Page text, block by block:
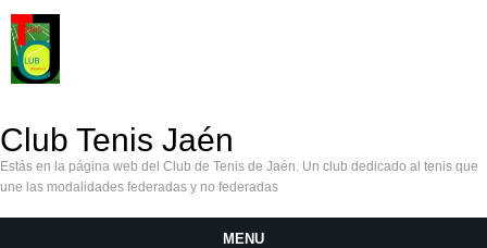
Club Tenis Jaén
Estás en la página web del Club de Tenis de Jaén. Un club dedicado al tenis que
une las modalidades federadas y no federadas
MENU